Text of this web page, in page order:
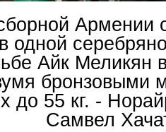
Армении
одной
Айк Меликян
бронзовыми
до 55 кг. -
Самвел